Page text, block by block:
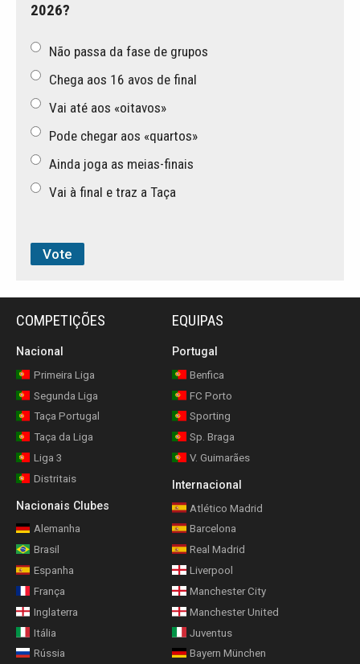
2026?
Não passa da fase de grupos
Chega aos 16 avos de final
Vai até aos «oitavos»
Pode chegar aos «quartos»
Ainda joga as meias-finais
Vai à final e traz a Taça
COMPETIÇÕES
Nacional
Primeira Liga
Segunda Liga
Taça Portugal
Taça da Liga
Liga 3
Distritais
Nacionais Clubes
Alemanha
Brasil
Espanha
França
Inglaterra
Itália
Rússia
EQUIPAS
Portugal
Benfica
FC Porto
Sporting
Sp. Braga
V. Guimarães
Internacional
Atlético Madrid
Barcelona
Real Madrid
Liverpool
Manchester City
Manchester United
Juventus
Bayern München